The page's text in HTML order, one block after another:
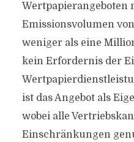
Wertpapierangeboten
Emissionsvolumen
weniger als eine
kein Erfordernis der
ist das Angebot als
wobei alle
Einschränkungen